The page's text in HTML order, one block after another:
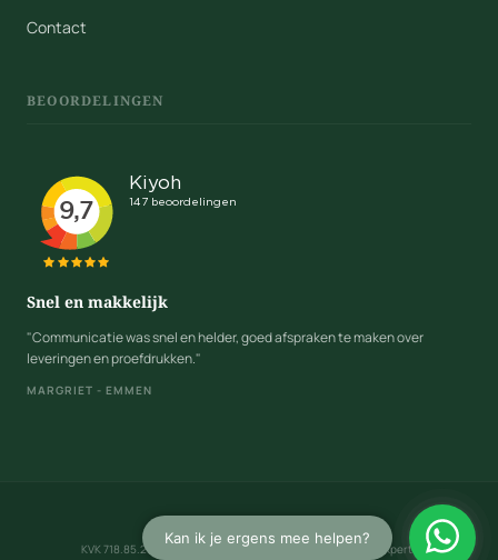
Contact
BEOORDELINGEN
Snel en makkelijk
"Communicatie was snel en helder, goed afspraken te maken over
leveringen en proefdrukken."
MARGRIET - EMMEN
Algemene voorwaarden
KVK 718.85.234 · BTW NL 8588.88.208.B01 · © 2026 CadeauXperts